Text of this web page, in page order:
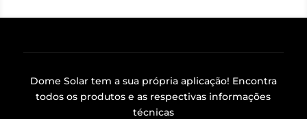
Dome Solar tem a sua própria aplicação! Encontra
todos os produtos e as respectivas informações
técnicas